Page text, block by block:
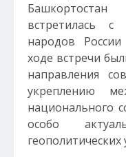
встретилась с
народов
ходе встречи
направления
укреплению
национального
особо
геополитических